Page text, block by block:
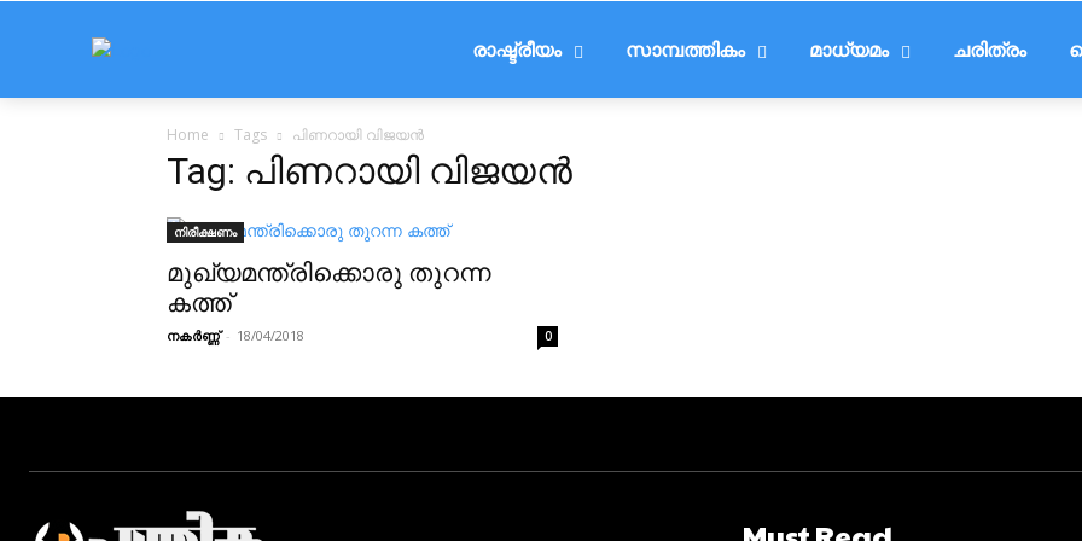
രാഷ്ട്രീയം സാമ്പത്തികം മാധ്യമം ചരിത്രം
Home Tags പിണറായി വിജയൻ
Tag: പിണറായി വിജയൻ
നിരീക്ഷണം
മുഖ്യമന്ത്രിക്കൊരു തുറന്ന
കത്ത്
നകര്‍ണ്ണ് - 18/04/2018 0